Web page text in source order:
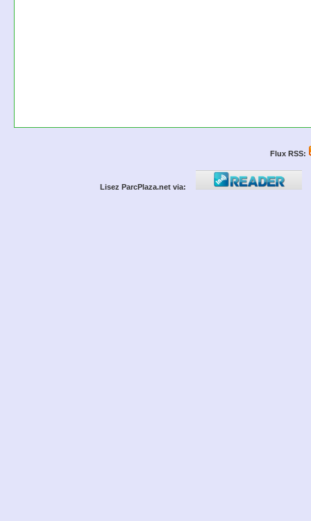
Flux RSS:
Lisez ParcPlaza.net via: